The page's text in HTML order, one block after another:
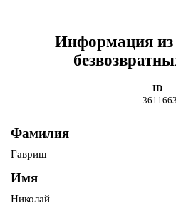
Информация из
ID
3611663
Фамилия
Гавриш
Имя
Николай